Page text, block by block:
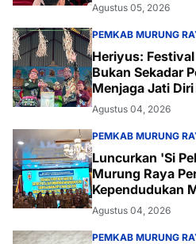
Agustus 05, 2026
PEMKAB MURUNG
Heriyus:
Bukan Sekadar
Menjaga Jati
Agustus 04, 2026
PEMKAB MURUNG
Luncurkan 'Si
Murung Raya
Kependudukan
Agustus 04, 2026
PEMKAB MURUNG